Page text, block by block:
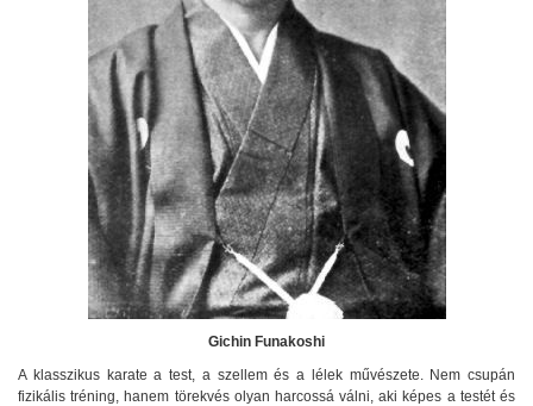
Gichin Funakoshi
A klasszikus karate a test, a szellem és a lélek művészete. Nem csupán
fizikális tréning, hanem törekvés olyan harcossá válni, aki képes a testét és